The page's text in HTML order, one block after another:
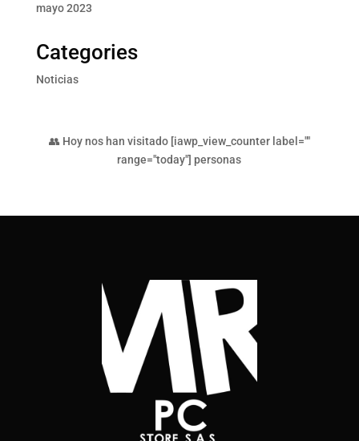
mayo 2023
Categories
Noticias
👥 Hoy nos han visitado [iawp_view_counter label=""
range="today"] personas